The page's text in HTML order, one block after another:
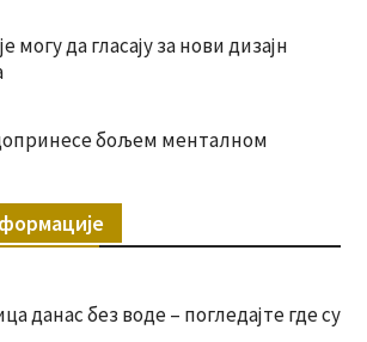
могу да гласају за нови дизајн
бољем менталном
данас без воде – погледајте где су